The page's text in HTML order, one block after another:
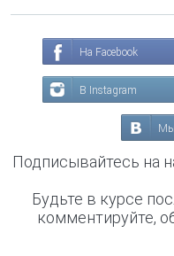
На Facebook
В Instagram
Мы
Подписывайтесь на
Будьте в курсе
комментируйте,